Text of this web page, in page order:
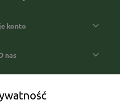
konto
nas